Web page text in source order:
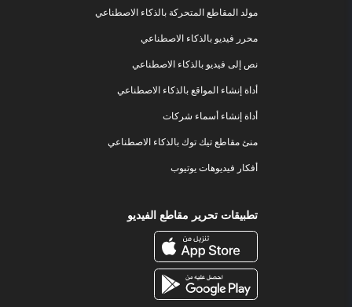
مولد المقاطع المتحركة بالذكاء الاصطناعي
محرر فيديو بالذكاء الاصطناعي
نص إلى فيديو بالذكاء الاصطناعي
أداة إنشاء المواقع بالذكاء الاصطناعي
أداة إنشاء أسماء شركات
منئ مقاطع تيك توك بالذكاء الاصطناعي
أفكار فيديوهات يوتيوب
تطبيقات تحرير مقاطع الفيديو